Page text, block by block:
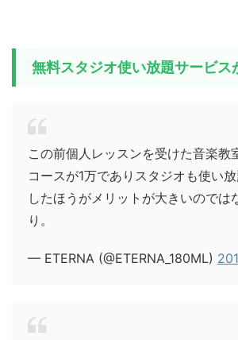
無料スタジオ使い放題サービス
この前個人レッスンを受けた音楽教
コースが1万でありスタジオも使い
したほうがメリットが大きいのでは
り。
— ETERNA (@ETERNA_180ML)